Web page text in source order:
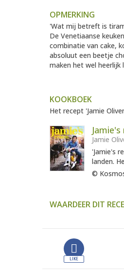
OPMERKING
'Wat mij betreft is
De Venetiaanse
combinatie van cake,
absoluut een beetje
maken het wel heerlijk
KOOKBOEK
Het recept 'Jamie
Jamie's
Jamie
'Jamie's
landen.
©
WAARDEER DIT